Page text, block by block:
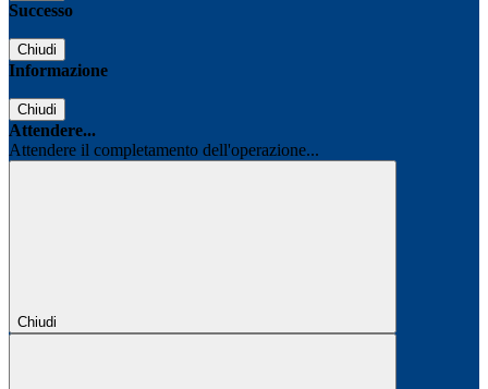
Successo
Chiudi
Informazione
Chiudi
Attendere...
Attendere il completamento dell'operazione...
Chiudi